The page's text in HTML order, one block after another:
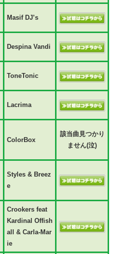
Masif DJ’s
Despina Vandi
ToneTonic
Lacrima
ColorBox
該当曲見つかり
ません(泣)
Styles & Breez
e
Crookers feat
Kardinal Offish
all & Carla-Mar
ie